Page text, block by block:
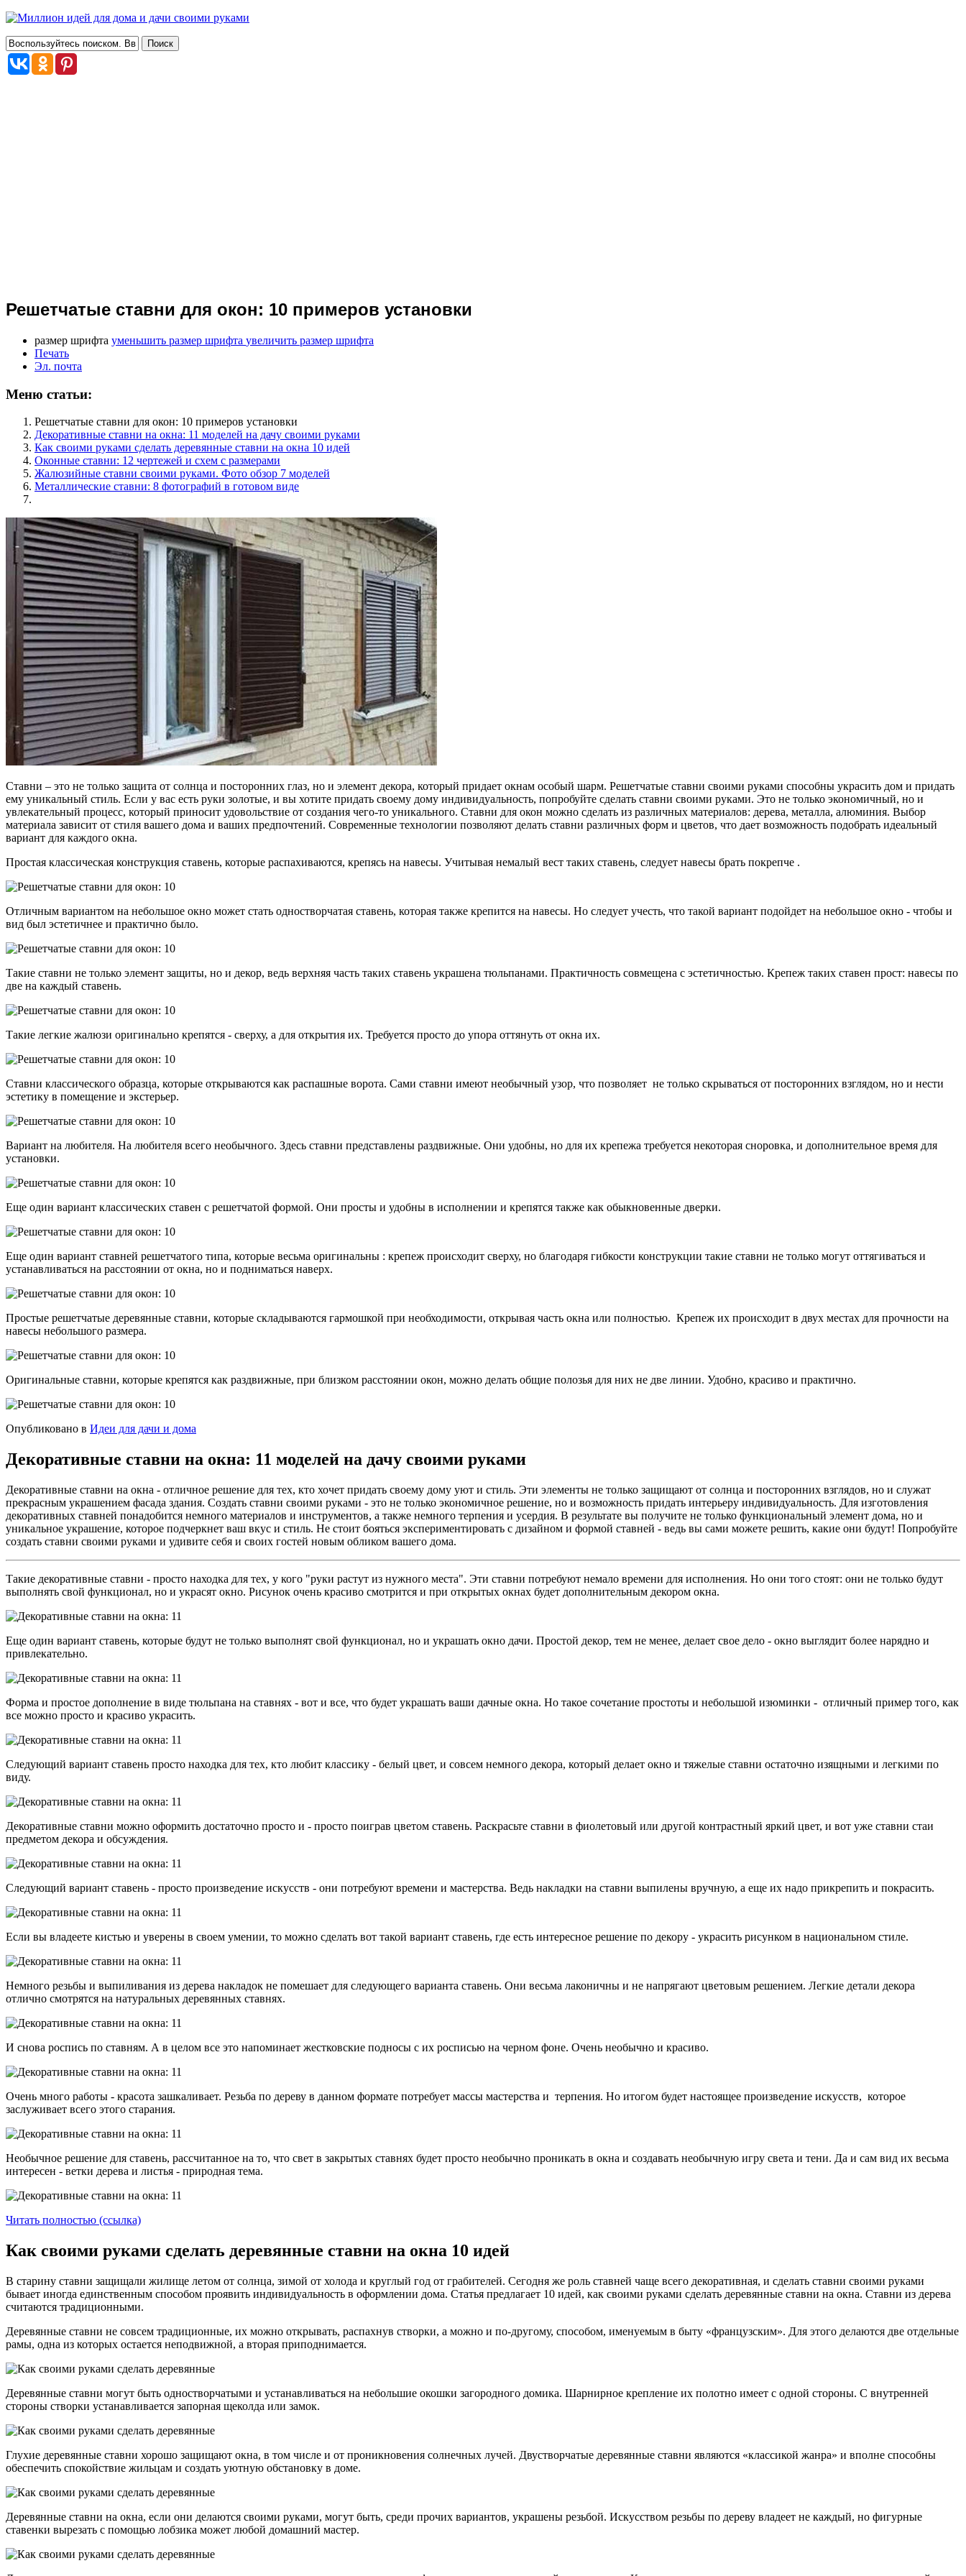
Решетчатые ставни для окон: 10 примеров установки
размер шрифта уменьшить размер шрифта увеличить размер шрифта
Печать
Эл. почта
Меню статьи:
Решетчатые ставни для окон: 10 примеров установки
Декоративные ставни на окна: 11 моделей на дачу своими руками
Как своими руками сделать деревянные ставни на окна 10 идей
Оконные ставни: 12 чертежей и схем с размерами
Жалюзийные ставни своими руками. Фото обзор 7 моделей
Металлические ставни: 8 фотографий в готовом виде
Ставни – это не только защита от солнца и посторонних глаз, но и элемент декора, который придает окнам особый шарм. Решетчатые ставни своими руками способны украсить дом и придать
ему уникальный стиль. Если у вас есть руки золотые, и вы хотите придать своему дому индивидуальность, попробуйте сделать ставни своими руками. Это не только экономичный, но и
увлекательный процесс, который приносит удовольствие от создания чего-то уникального. Ставни для окон можно сделать из различных материалов: дерева, металла, алюминия. Выбор
материала зависит от стиля вашего дома и ваших предпочтений. Современные технологии позволяют делать ставни различных форм и цветов, что дает возможность подобрать идеальный
вариант для каждого окна.
Простая классическая конструкция ставень, которые распахиваются, крепясь на навесы. Учитывая немалый вест таких ставень, следует навесы брать покрепче .
Отличным вариантом на небольшое окно может стать одностворчатая ставень, которая также крепится на навесы. Но следует учесть, что такой вариант подойдет на небольшое окно - чтобы и
вид был эстетичнее и практично было.
Такие ставни не только элемент защиты, но и декор, ведь верхняя часть таких ставень украшена тюльпанами. Практичность совмещена с эстетичностью. Крепеж таких ставен прост: навесы по
две на каждый ставень.
Такие легкие жалюзи оригинально крепятся - сверху, а для открытия их. Требуется просто до упора оттянуть от окна их.
Ставни классического образца, которые открываются как распашные ворота. Сами ставни имеют необычный узор, что позволяет не только скрываться от посторонних взглядом, но и нести
эстетику в помещение и экстерьер.
Вариант на любителя. На любителя всего необычного. Здесь ставни представлены раздвижные. Они удобны, но для их крепежа требуется некоторая сноровка, и дополнительное время для
установки.
Еще один вариант классических ставен с решетчатой формой. Они просты и удобны в исполнении и крепятся также как обыкновенные дверки.
Еще один вариант ставней решетчатого типа, которые весьма оригинальны : крепеж происходит сверху, но благодаря гибкости конструкции такие ставни не только могут оттягиваться и
устанавливаться на расстоянии от окна, но и подниматься наверх.
Простые решетчатые деревянные ставни, которые складываются гармошкой при необходимости, открывая часть окна или полностью. Крепеж их происходит в двух местах для прочности на
навесы небольшого размера.
Оригинальные ставни, которые крепятся как раздвижные, при близком расстоянии окон, можно делать общие полозья для них не две линии. Удобно, красиво и практично.
Опубликовано в Идеи для дачи и дома
Декоративные ставни на окна: 11 моделей на дачу своими руками
Декоративные ставни на окна - отличное решение для тех, кто хочет придать своему дому уют и стиль. Эти элементы не только защищают от солнца и посторонних взглядов, но и служат
прекрасным украшением фасада здания. Создать ставни своими руками - это не только экономичное решение, но и возможность придать интерьеру индивидуальность. Для изготовления
декоративных ставней понадобится немного материалов и инструментов, а также немного терпения и усердия. В результате вы получите не только функциональный элемент дома, но и
уникальное украшение, которое подчеркнет ваш вкус и стиль. Не стоит бояться экспериментировать с дизайном и формой ставней - ведь вы сами можете решить, какие они будут! Попробуйте
создать ставни своими руками и удивите себя и своих гостей новым обликом вашего дома.
Такие декоративные ставни - просто находка для тех, у кого "руки растут из нужного места". Эти ставни потребуют немало времени для исполнения. Но они того стоят: они не только будут
выполнять свой функционал, но и украсят окно. Рисунок очень красиво смотрится и при открытых окнах будет дополнительным декором окна.
Еще один вариант ставень, которые будут не только выполнят свой функционал, но и украшать окно дачи. Простой декор, тем не менее, делает свое дело - окно выглядит более нарядно и
привлекательно.
Форма и простое дополнение в виде тюльпана на ставнях - вот и все, что будет украшать ваши дачные окна. Но такое сочетание простоты и небольшой изюминки - отличный пример того, как
все можно просто и красиво украсить.
Следующий вариант ставень просто находка для тех, кто любит классику - белый цвет, и совсем немного декора, который делает окно и тяжелые ставни остаточно изящными и легкими по
виду.
Декоративные ставни можно оформить достаточно просто и - просто поиграв цветом ставень. Раскрасьте ставни в фиолетовый или другой контрастный яркий цвет, и вот уже ставни стаи
предметом декора и обсуждения.
Следующий вариант ставень - просто произведение искусств - они потребуют времени и мастерства. Ведь накладки на ставни выпилены вручную, а еще их надо прикрепить и покрасить.
Если вы владеете кистью и уверены в своем умении, то можно сделать вот такой вариант ставень, где есть интересное решение по декору - украсить рисунком в национальном стиле.
Немного резьбы и выпиливания из дерева накладок не помешает для следующего варианта ставень. Они весьма лаконичны и не напрягают цветовым решением. Легкие детали декора
отлично смотрятся на натуральных деревянных ставнях.
И снова роспись по ставням. А в целом все это напоминает жестковские подносы с их росписью на черном фоне. Очень необычно и красиво.
Очень много работы - красота зашкаливает. Резьба по дереву в данном формате потребует массы мастерства и терпения. Но итогом будет настоящее произведение искусств, которое
заслуживает всего этого старания.
Необычное решение для ставень, рассчитанное на то, что свет в закрытых ставнях будет просто необычно проникать в окна и создавать необычную игру света и тени. Да и сам вид их весьма
интересен - ветки дерева и листья - природная тема.
Читать полностью (ссылка)
Как своими руками сделать деревянные ставни на окна 10 идей
В старину ставни защищали жилище летом от солнца, зимой от холода и круглый год от грабителей. Сегодня же роль ставней чаще всего декоративная, и сделать ставни своими руками
бывает иногда единственным способом проявить индивидуальность в оформлении дома. Статья предлагает 10 идей, как своими руками сделать деревянные ставни на окна. Ставни из дерева
считаются традиционными.
Деревянные ставни не совсем традиционные, их можно открывать, распахнув створки, а можно и по-другому, способом, именуемым в быту «французским». Для этого делаются две отдельные
рамы, одна из которых остается неподвижной, а вторая приподнимается.
Деревянные ставни могут быть одностворчатыми и устанавливаться на небольшие окошки загородного домика. Шарнирное крепление их полотно имеет с одной стороны. С внутренней
стороны створки устанавливается запорная щеколда или замок.
Глухие деревянные ставни хорошо защищают окна, в том числе и от проникновения солнечных лучей. Двустворчатые деревянные ставни являются «классикой жанра» и вполне способны
обеспечить спокойствие жильцам и создать уютную обстановку в доме.
Деревянные ставни на окна, если они делаются своими руками, могут быть, среди прочих вариантов, украшены резьбой. Искусством резьбы по дереву владеет не каждый, но фигурные
ставенки вырезать с помощью лобзика может любой домашний мастер.